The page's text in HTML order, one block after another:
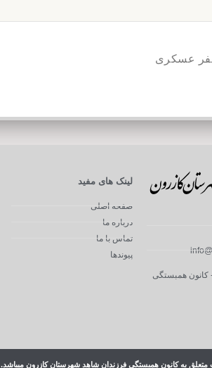
عسکری
کانون همبستگی
لینک های مفید
صفحه اصلی
درباره ما
تماس با ما
پیوندها
به کانون همبستگی فرزندان شاهد شهرستان کازرون میباشد.